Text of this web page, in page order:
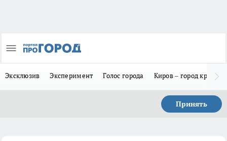
Эксклюзив Эксперимент Голос города Киров – город
Принять